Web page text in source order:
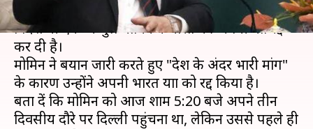
नागरिकता (संशोधन) बिल पर विवाद के बीच बांग्लादेश के
विदेश मंत्री एके अब्दुल मोमिन ने भारत की अपनी यात्रा रद्द
कर दी है।
मोमिन ने बयान जारी करते हुए "देश के अंदर भारी मांग"
के कारण उन्होंने अपनी भारत यात्रा को रद्द किया है।
बता दें कि मोमिन को आज शाम 5:20 बजे अपने तीन
दिवसीय दौरे पर दिल्ली पहुंचना था, लेकिन उससे पहले ही